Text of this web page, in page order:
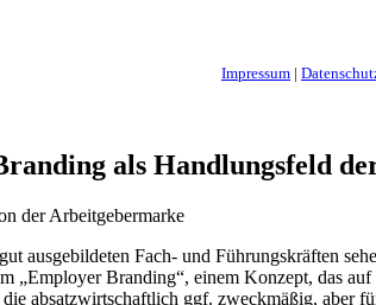
Impressum |
als Handlungsfeld
der Arbeitgebermarke
ausgebildeten Fach- und Führungskräften
„Employer Branding“, einem Konzept, das
absatzwirtschaftlich ggf. zweckmäßig, aber